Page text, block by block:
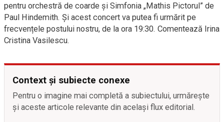
pentru orchestră de coarde și Simfonia „Mathis Pictorul” de
Paul Hindemith. Şi acest concert va putea fi urmărit pe
frecvențele postului nostru, de la ora 19:30. Comentează Irina
Cristina Vasilescu.
Context și subiecte conexe
Pentru o imagine mai completă a subiectului, urmărește
și aceste articole relevante din același flux editorial.